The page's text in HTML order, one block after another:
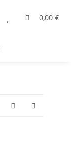
0,00 €